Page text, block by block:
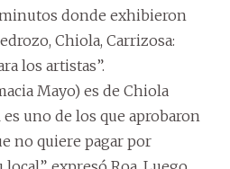
donde exhibieron
Chiola, Carrizosa:
los artistas”.
Mayo) es de Chiola
uno de los que aprobaron
no quiere pagar por